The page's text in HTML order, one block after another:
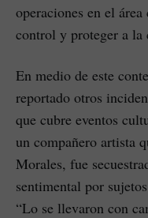
operaciones en el
control y proteger a la
En medio de este
reportado otros
que cubre eventos
un compañero artista
Morales, fue
sentimental por
“Lo se llevaron con